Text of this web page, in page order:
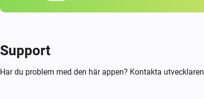
Support
Har du problem med den här appen? Kontakta utvecklaren